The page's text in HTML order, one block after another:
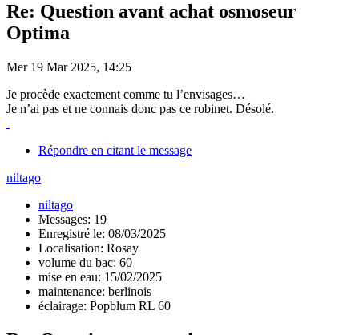
Re: Question avant achat osmoseur
Optima
Mer 19 Mar 2025, 14:25
Je procède exactement comme tu l’envisages…
Je n’ai pas et ne connais donc pas ce robinet. Désolé.
Répondre en citant le message
niltago
niltago
Messages: 19
Enregistré le: 08/03/2025
Localisation: Rosay
volume du bac: 60
mise en eau: 15/02/2025
maintenance: berlinois
éclairage: Popblum RL 60